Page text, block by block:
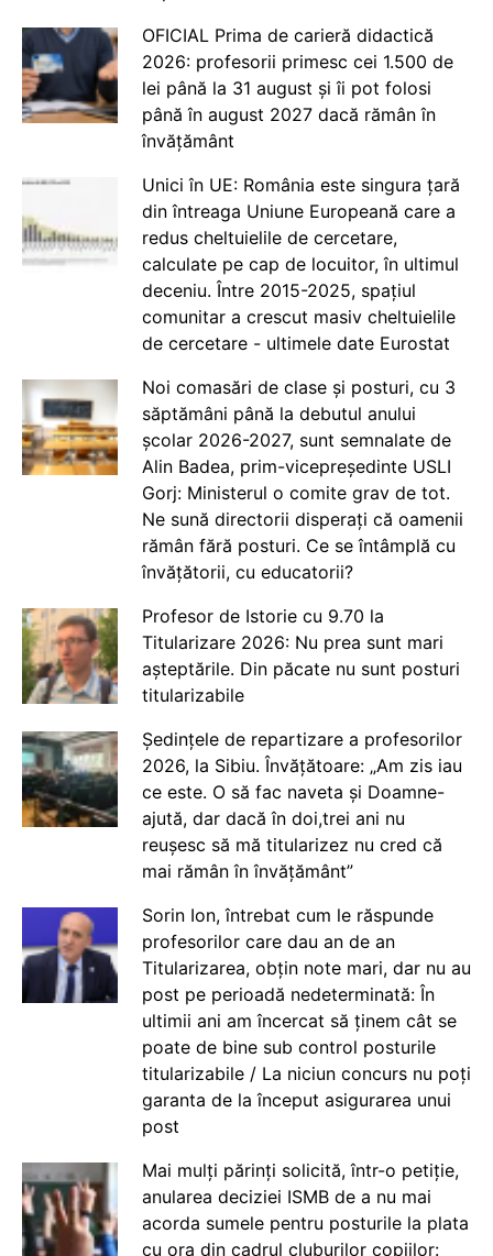
OFICIAL Prima de carieră didactică
2026: profesorii primesc cei 1.500 de
lei până la 31 august și îi pot folosi
până în august 2027 dacă rămân în
învățământ
Unici în UE: România este singura țară
din întreaga Uniune Europeană care a
redus cheltuielile de cercetare,
calculate pe cap de locuitor, în ultimul
deceniu. Între 2015-2025, spațiul
comunitar a crescut masiv cheltuielile
de cercetare - ultimele date Eurostat
Noi comasări de clase și posturi, cu 3
săptămâni până la debutul anului
școlar 2026-2027, sunt semnalate de
Alin Badea, prim-vicepreședinte USLI
Gorj: Ministerul o comite grav de tot.
Ne sună directorii disperați că oamenii
rămân fără posturi. Ce se întâmplă cu
învățătorii, cu educatorii?
Profesor de Istorie cu 9.70 la
Titularizare 2026: Nu prea sunt mari
așteptările. Din păcate nu sunt posturi
titularizabile
Ședințele de repartizare a profesorilor
2026, la Sibiu. Învățătoare: „Am zis iau
ce este. O să fac naveta și Doamne-
ajută, dar dacă în doi,trei ani nu
reușesc să mă titularizez nu cred că
mai rămân în învățământ”
Sorin Ion, întrebat cum le răspunde
profesorilor care dau an de an
Titularizarea, obțin note mari, dar nu au
post pe perioadă nedeterminată: În
ultimii ani am încercat să ținem cât se
poate de bine sub control posturile
titularizabile / La niciun concurs nu poți
garanta de la început asigurarea unui
post
Mai mulți părinți solicită, într-o petiție,
anularea deciziei ISMB de a nu mai
acorda sumele pentru posturile la plata
cu ora din cadrul cluburilor copiilor: